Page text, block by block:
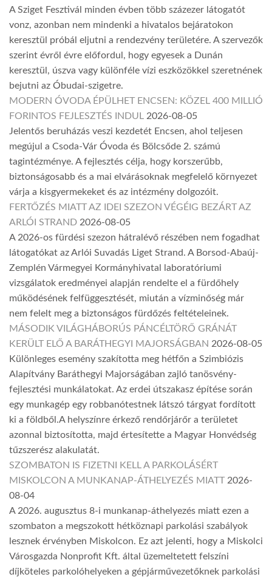
A Sziget Fesztivál minden évben több százezer látogatót
vonz, azonban nem mindenki a hivatalos bejáratokon
keresztül próbál eljutni a rendezvény területére. A szervezők
szerint évről évre előfordul, hogy egyesek a Dunán
keresztül, úszva vagy különféle vízi eszközökkel szeretnének
bejutni az Óbudai-szigetre.
MODERN ÓVODA ÉPÜLHET ENCSEN: KÖZEL 400 MILLIÓ
FORINTOS FEJLESZTÉS INDUL 2026-08-05
Jelentős beruházás veszi kezdetét Encsen, ahol teljesen
megújul a Csoda-Vár Óvoda és Bölcsőde 2. számú
tagintézménye. A fejlesztés célja, hogy korszerűbb,
biztonságosabb és a mai elvárásoknak megfelelő környezet
várja a kisgyermekeket és az intézmény dolgozóit.
FERTŐZÉS MIATT AZ IDEI SZEZON VÉGÉIG BEZÁRT AZ
ARLÓI STRAND 2026-08-05
A 2026-os fürdési szezon hátralévő részében nem fogadhat
látogatókat az Arlói Suvadás Liget Strand. A Borsod-Abaúj-
Zemplén Vármegyei Kormányhivatal laboratóriumi
vizsgálatok eredményei alapján rendelte el a fürdőhely
működésének felfüggesztését, miután a vízminőség már
nem felelt meg a biztonságos fürdőzés feltételeinek.
MÁSODIK VILÁGHÁBORÚS PÁNCÉLTÖRŐ GRÁNÁT
KERÜLT ELŐ A BARÁTHEGYI MAJORSÁGBAN 2026-08-05
Különleges esemény szakította meg hétfőn a Szimbiózis
Alapítvány Baráthegyi Majorságában zajló tanösvény-
fejlesztési munkálatokat. Az erdei útszakasz építése során
egy munkagép egy robbanótestnek látszó tárgyat fordított
ki a földből.A helyszínre érkező rendőrjárőr a területet
azonnal biztosította, majd értesítette a Magyar Honvédség
tűzszerész alakulatát.
SZOMBATON IS FIZETNI KELL A PARKOLÁSÉRT
MISKOLCON A MUNKANAP-ÁTHELYEZÉS MIATT 2026-
08-04
A 2026. augusztus 8-i munkanap-áthelyezés miatt ezen a
szombaton a megszokott hétköznapi parkolási szabályok
lesznek érvényben Miskolcon. Ez azt jelenti, hogy a Miskolci
Városgazda Nonprofit Kft. által üzemeltetett felszíni
díjköteles parkolóhelyeken a gépjárművezetőknek parkolási